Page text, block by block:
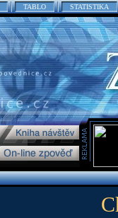
TABLO STATISTIKA